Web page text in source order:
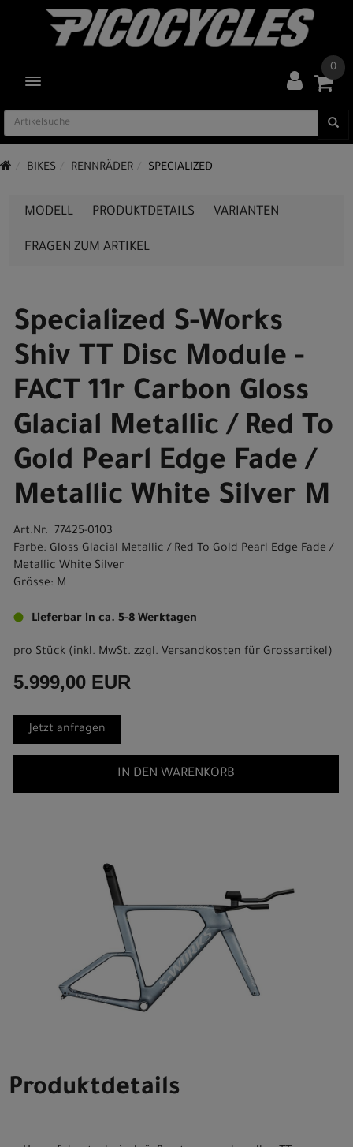
TOGGLE NAVIGATION
0
BIKES RENNRÄDER SPECIALIZED
MODELL PRODUKTDETAILS VARIANTEN
FRAGEN ZUM ARTIKEL
Specialized S-Works
Shiv TT Disc Module -
FACT 11r Carbon Gloss
Glacial Metallic / Red To
Gold Pearl Edge Fade /
Metallic White Silver M
Art.Nr. 77425-0103
Farbe: Gloss Glacial Metallic / Red To Gold Pearl Edge Fade /
Metallic White Silver
Grösse: M
Lieferbar in ca. 5-8 Werktagen
pro Stück (inkl. MwSt. zzgl. Versandkosten für Grossartikel)
5.999,00 EUR
Jetzt anfragen
IN DEN WARENKORB
Produktdetails